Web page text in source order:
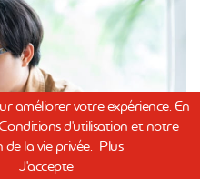
améliorer votre expérience. En
d'utilisation et notre
la vie privée. Plus
J'accepte